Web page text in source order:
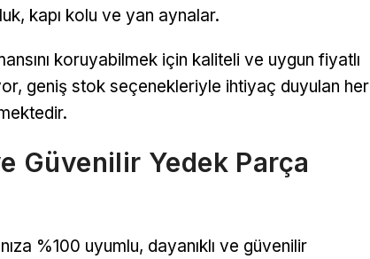
kapı kolu ve yan aynalar.
koruyabilmek için kaliteli ve uygun fiyatlı
geniş stok seçenekleriyle ihtiyaç duyulan her
Güvenilir Yedek Parça
%100 uyumlu, dayanıklı ve güvenilir